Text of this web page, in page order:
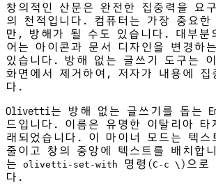
창의적인 산문은 완전한 집중력을 요
의 천적입니다. 컴퓨터는 가장 중요한
만, 방해가 될 수도 있습니다. 대부분
어는 아이콘과 문서 디자인을 변경하
있습니다. 방해 없는 글쓰기 도구는
화면에서 제거하여, 저자가 내용에 집
다.
Olivetti는 방해 없는 글쓰기를 돕는
드입니다. 이름은 유명한 이탈리아 타
래되었습니다. 이 마이너 모드는 텍스
줄이고 창의 중앙에 텍스트를 배치합
는
olivetti-set-with 명령(C-c \ )으로
다.